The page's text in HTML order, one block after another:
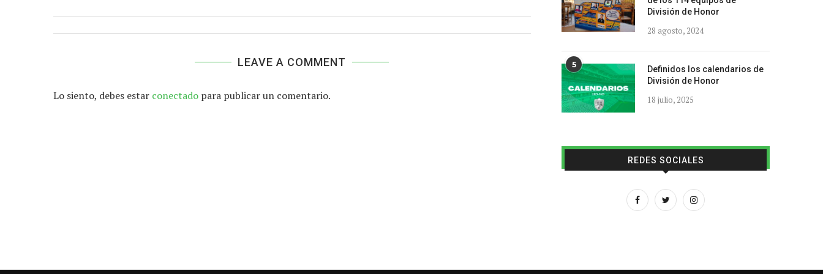
LEAVE A COMMENT
Lo siento, debes estar conectado para publicar un comentario.
División de Honor
28 agosto, 2024
5
Definidos los calendarios de
División de Honor
18 julio, 2025
REDES SOCIALES